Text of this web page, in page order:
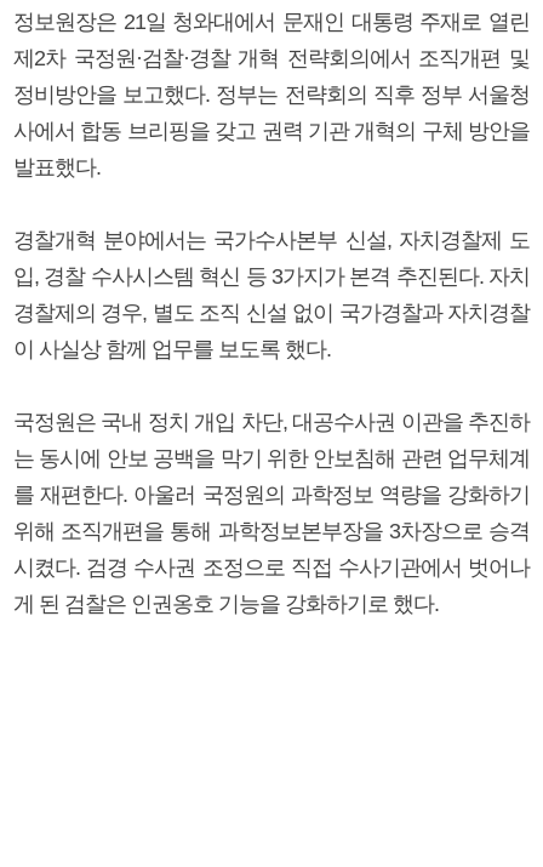
정보원장은 21일 청와대에서 문재인 대통령 주재로 열린
제2차 국정원·검찰·경찰 개혁 전략회의에서 조직개편 및
정비방안을 보고했다. 정부는 전략회의 직후 정부 서울청
사에서 합동 브리핑을 갖고 권력 기관 개혁의 구체 방안을
발표했다.
경찰개혁 분야에서는 국가수사본부 신설, 자치경찰제 도
입, 경찰 수사시스템 혁신 등 3가지가 본격 추진된다. 자치
경찰제의 경우, 별도 조직 신설 없이 국가경찰과 자치경찰
이 사실상 함께 업무를 보도록 했다.
국정원은 국내 정치 개입 차단, 대공수사권 이관을 추진하
는 동시에 안보 공백을 막기 위한 안보침해 관련 업무체계
를 재편한다. 아울러 국정원의 과학정보 역량을 강화하기
위해 조직개편을 통해 과학정보본부장을 3차장으로 승격
시켰다. 검경 수사권 조정으로 직접 수사기관에서 벗어나
게 된 검찰은 인권옹호 기능을 강화하기로 했다.